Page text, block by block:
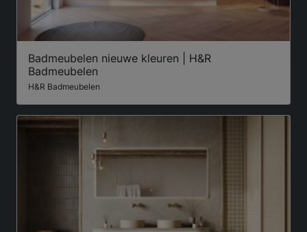
Badmeubelen nieuwe kleuren | H&R
Badmeubelen
H&R Badmeubelen